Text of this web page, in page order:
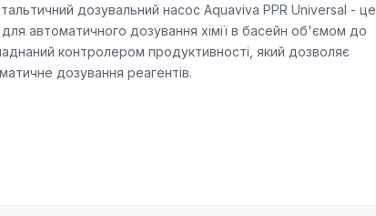
дозувальний насос Aquaviva PPR Universal - це
автоматичного дозування хімії в басейн об'ємом до
контролером продуктивності, який дозволяє
дозування реагентів.